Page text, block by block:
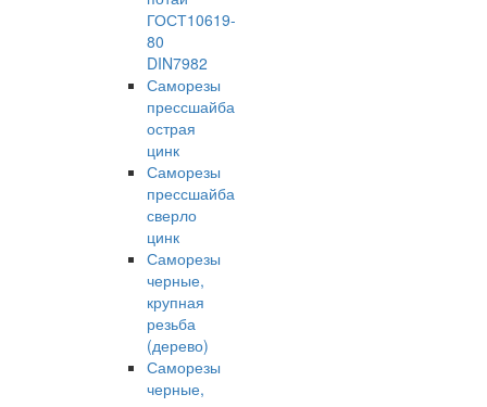
ГОСТ10619-
80
DIN7982
Саморезы
прессшайба
острая
цинк
Саморезы
прессшайба
сверло
цинк
Саморезы
черные,
крупная
резьба
(дерево)
Саморезы
черные,